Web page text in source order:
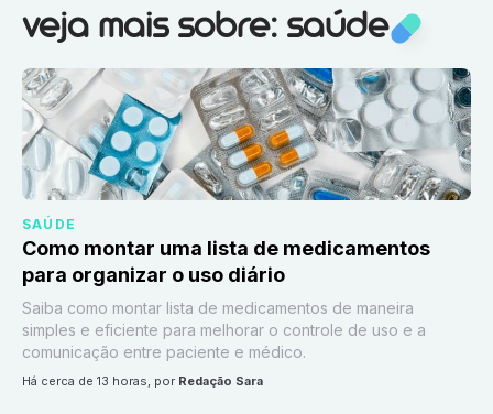
Veja mais sobre:Saúde
veja mais sobre: saúde
SAÚDE
Como montar uma lista de medicamentos
para organizar o uso diário
Saiba como montar lista de medicamentos de maneira
simples e eficiente para melhorar o controle de uso e a
comunicação entre paciente e médico.
há cerca de 13 horas, por Redação Sara